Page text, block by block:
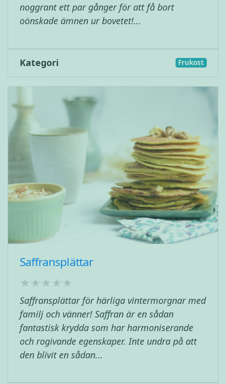
noggrant ett par gånger för att få bort
oönskade ämnen ur bovetet!...
Kategori Frukost
Saffransplättar
Saffransplättar för härliga vintermorgnar med
familj och vänner! Saffran är en sådan
fantastisk krydda som har harmoniserande
och rogivande egenskaper. Inte undra på att
den blivit en sådan...